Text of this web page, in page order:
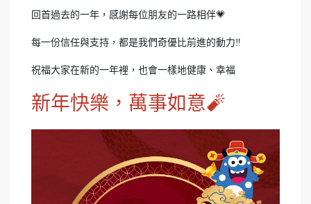
回首過去的一年，感謝每位朋友的一路相伴💗
每一份信任與支持，都是我們奇優比前進的動力‼
祝福大家在新的一年裡，也會一樣地健康、幸福
新年快樂，萬事如意🧨